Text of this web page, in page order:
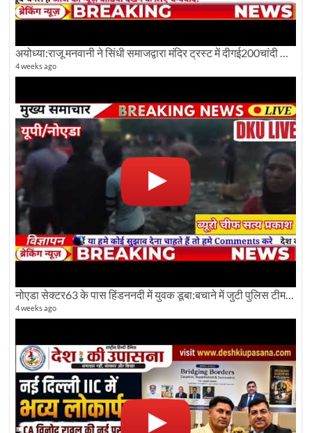
अयोध्या:राजू मनवानी ने सिंधी समाजद्वारा मंदिर ट्रस्ट में दीगई200चांदी की ईंटों पर सवाल का किया विरोध
4 weeks ago
नोएडा सेक्टर63 के पास हिंडननदी में युवक डूबा:बचाने में जुटी पुलिस टीम: देखिए पूरी ग्राउंड रिपोर्टिंग
4 weeks ago